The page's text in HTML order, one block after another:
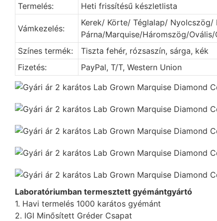
Termelés:
Heti frissítésű készletlista
Vámkezelés:
Kerek/ Körte/ Téglalap/ Nyolcszög/
Párna/Marquise/Háromszög/
Színes termék:
Tiszta fehér, rózsaszín, sárga, kék
Fizetés:
PayPal, T/T, Western Union
Laboratóriumban termesztett gyémántgyártó
1. Havi termelés 1000 karátos gyémánt
2. IGI Minősített Gréder Csapat